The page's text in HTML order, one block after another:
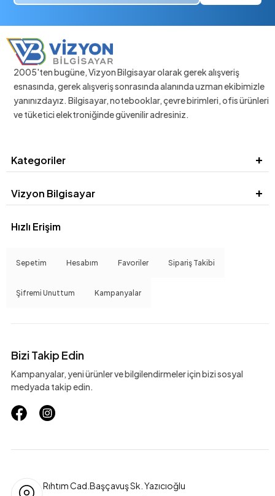
2005'ten bugüne, Vizyon Bilgisayar olarak gerek alışveriş
esnasında, gerek alışveriş sonrasında alanında uzman ekibimizle
yanınızdayız. Bilgisayar, notebooklar, çevre birimleri, ofis ürünleri
ve tüketici elektroniğinde güvenilir adresiniz.
Kategoriler
Vizyon Bilgisayar
Hızlı Erişim
Sepetim Hesabım Favoriler Sipariş Takibi
Şifremi Unuttum Kampanyalar
Bizi Takip Edin
Kampanyalar, yeni ürünler ve bilgilendirmeler için bizi sosyal
medyada takip edin.
Rıhtım Cad.Başçavuş Sk. Yazıcıoğlu